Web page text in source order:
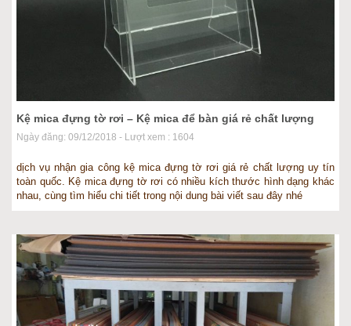
Kệ mica đựng tờ rơi – Kệ mica để bàn giá rẻ chất lượng
Ngày đăng: 09/12/2018 - Lượt xem : 1604
dịch vụ nhận gia công kệ mica đựng tờ rơi giá rẻ chất lượng uy tín
toàn quốc. Kệ mica đựng tờ rơi có nhiều kích thước hình dạng khác
nhau, cùng tìm hiểu chi tiết trong nội dung bài viết sau đây nhé